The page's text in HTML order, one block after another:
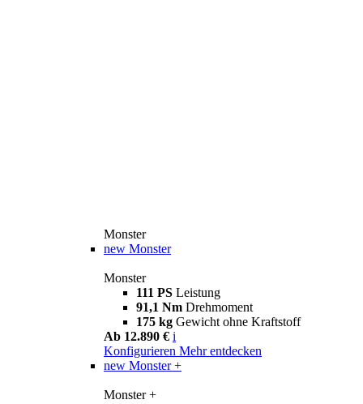
Monster
new Monster
Monster
111 PS Leistung
91,1 Nm Drehmoment
175 kg Gewicht ohne Kraftstoff
Ab 12.890 € i
Konfigurieren Mehr entdecken
new Monster +
Monster +